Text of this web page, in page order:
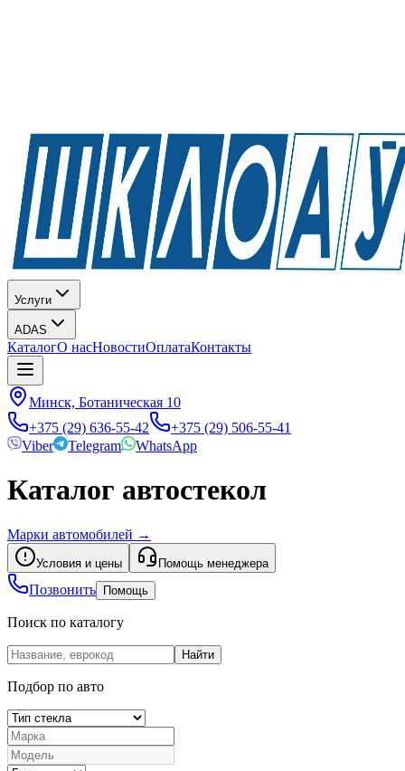
Услуги
ADAS
КаталогО насНовостиОплатаКонтакты
Минск, Ботаническая 10
+375 (29) 636-55-42
+375 (29) 506-55-41
Viber
Telegram WhatsApp
Каталог автостекол
Марки автомобилей →
Условия и цены Помощь менеджера
Позвонить Помощь
Поиск по каталогу
Найти
Подбор по авто